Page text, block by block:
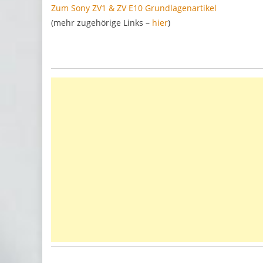
Zum Sony ZV1 & ZV E10 Grundlagenartikel
(mehr zugehörige Links – hier)